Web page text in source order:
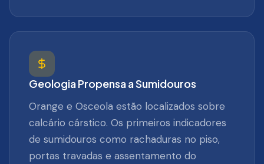
Geologia Propensa a Sumidouros
Orange e Osceola estão localizados sobre
calcário cárstico. Os primeiros indicadores
de sumidouros como rachaduras no piso,
portas travadas e assentamento do